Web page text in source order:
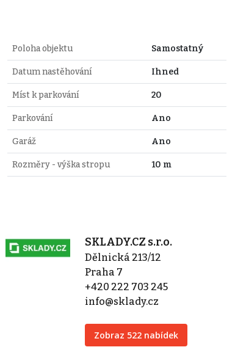
Poloha objektu Samostatný
Datum nastěhování Ihned
Míst k parkování 20
Parkování Ano
Garáž Ano
Rozměry - výška stropu 10 m
SKLADY.CZ s.r.o.
Dělnická 213/12
Praha 7
+420 222 703 245
info@sklady.cz
Zobraz 522 nabídek